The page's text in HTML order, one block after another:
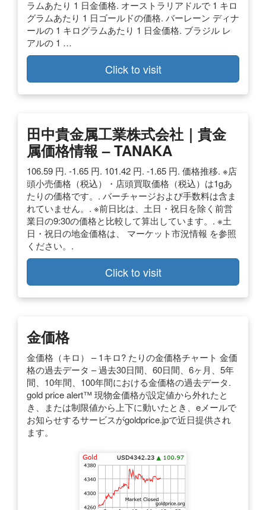
ラムあたり 1 日金価格. オーストラリアドルで 1 キロ
グラムあたり 1 日ゴールドの価格. バーレーン ディナ
ールの 1 キログラムあたり 1 日金価格. ブラジル レ
アルの 1 …
Click to visit
田中貴金属工業株式会社｜貴金
属価格情報 – TANAKA
106.59 円. -1.65 円. 101.42 円. -1.65 円. 価格推移. ※店
頭小売価格（税込）・店頭買取価格（税込）は1gあ
たりの価格です。. バーチャージおよび手数料は含ま
れていません。. ※前日比は、土日・祝日を除く前営
業日の9:30の価格と比較して算出しています。. ※土
日・祝日の地金価格は、 マーケット市況情報 を参照
ください。.
Click to visit
金価格
金価格（キロ） – 1キロ? たりの金価格チャート 金価
格の過去データ – 過去30日間、60日間、6ヶ月、5年
間、10年間、100年間における金価格の過去データ.
gold price alert™ 現物金価格が設定値から外れたと
き、または制限値から上下に動いたとき、eメールで
お知らせするサービスがgoldprice.jpで近日提供され
ます。